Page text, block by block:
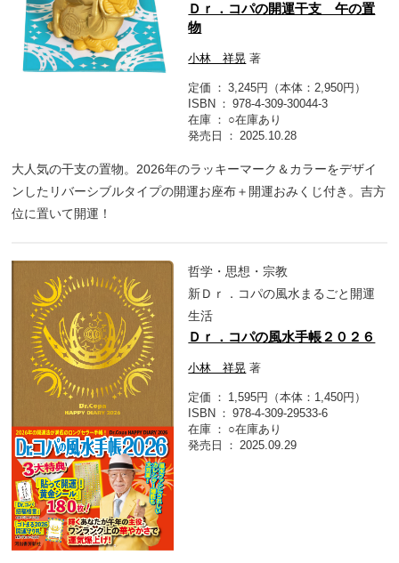
Ｄｒ．コパの開運干支 午の置
物
小林 祥晃 著
定価
3,245円（本体：2,950円）
ISBN
978-4-309-30044-3
在庫
○在庫あり
発売日
2025.10.28
大人気の干支の置物。2026年のラッキーマーク＆カラーをデザイ
ンしたリバーシブルタイプの開運お座布＋開運おみくじ付き。吉方
位に置いて開運！
哲学・思想・宗教
新Ｄｒ．コパの風水まるごと開運
生活
Ｄｒ．コパの風水手帳２０２６
小林 祥晃 著
定価
1,595円（本体：1,450円）
ISBN
978-4-309-29533-6
在庫
○在庫あり
発売日
2025.09.29